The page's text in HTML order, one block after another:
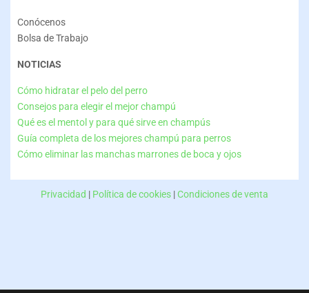
Conócenos
Bolsa de Trabajo
NOTICIAS
Cómo hidratar el pelo del perro
Consejos para elegir el mejor champú
Qué es el mentol y para qué sirve en champús
Guía completa de los mejores champú para perros
Cómo eliminar las manchas marrones de boca y ojos
Privacidad | Política de cookies |Condiciones de venta